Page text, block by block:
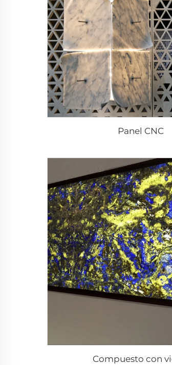
Panel CNC
Compuesto con